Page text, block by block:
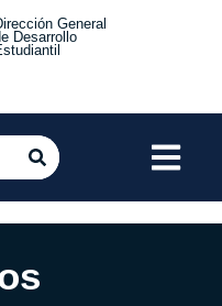
General
Desarrollo